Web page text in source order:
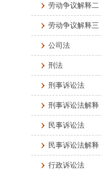
劳动争议解释二
劳动争议解释三
公司法
刑法
刑事诉讼法
刑事诉讼法解释
民事诉讼法
民事诉讼法解释
行政诉讼法